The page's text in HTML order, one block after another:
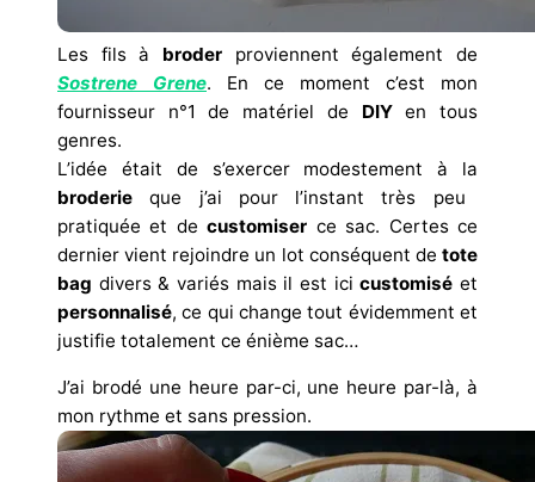
Les fils à broder proviennent également de
Sostrene Grene. En ce moment c’est mon
fournisseur n°1 de matériel de DIYen tous
genres.
L’idée était de s’exercer modestement à la
broderie que j’ai pour l’instant très peu
pratiquée et decustomiser ce sac. Certes ce
dernier vient rejoindre un lot conséquent de tote
bag divers & variés mais il est ici customisé et
personnalisé, ce qui change tout évidemment et
justifie totalement ce énième sac…
J’ai brodé une heure par-ci, une heure par-là, à
mon rythme et sans pression.